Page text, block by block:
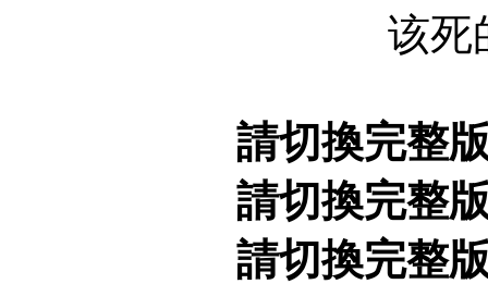
该死
請切換完整
請切換完整
請切換完整